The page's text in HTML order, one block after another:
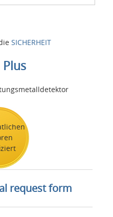
SICHERHEIT
Plus
request form